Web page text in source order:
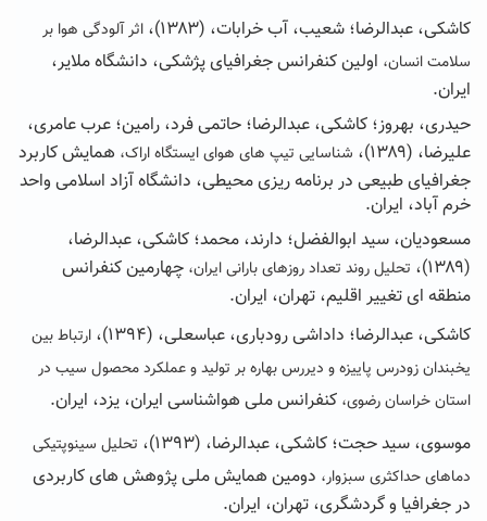
کاشکی،‌ عبدالرضا؛ شعیب، آب خرابات، (۱۳۸۳)،
اثر آلودگی هوا بر
سلامت انسان، اولین کنفرانس جغرافیای پژشکی، دانشگاه ملایر،
ایران.
حیدری،‌ بهروز؛ کاشکی، عبدالرضا؛ حاتمی فرد، رامین؛ عرب عامری،
علیرضا، (۱۳۸۹)،
شناسایی تیپ های هوای ایستگاه اراک، همایش کاربرد
جغرافیای طبیعی در برنامه ریزی محیطی، دانشگاه آزاد اسلامی واحد
خرم آباد، ایران.
مسعودیان،‌ سید ابوالفضل؛ دارند، محمد؛ کاشکی، عبدالرضا،
(۱۳۸۹)،
تحلیل روند تعداد روزهای بارانی ایران، چهارمین کنفرانس
منطقه ای تغییر اقلیم، تهران، ایران.
کاشکی،‌ عبدالرضا؛ داداشی رودباری، عباسعلی، (۱۳۹۴)،
ارتباط بین
یخبندان زودرس پاییزه و دیررس بهاره بر تولید و عملکرد محصول سیب در
استان خراسان رضوی، کنفرانس ملی هواشناسی ایران، یزد، ایران.
موسوی،‌ سید حجت؛ کاشکی، عبدالرضا، (۱۳۹۳)،
تحلیل سینوپتیکی
دماهای حداکثری سبزوار، دومین همایش ملی پژوهش های کاربردی
در جغرافیا و گردشگری، تهران، ایران.